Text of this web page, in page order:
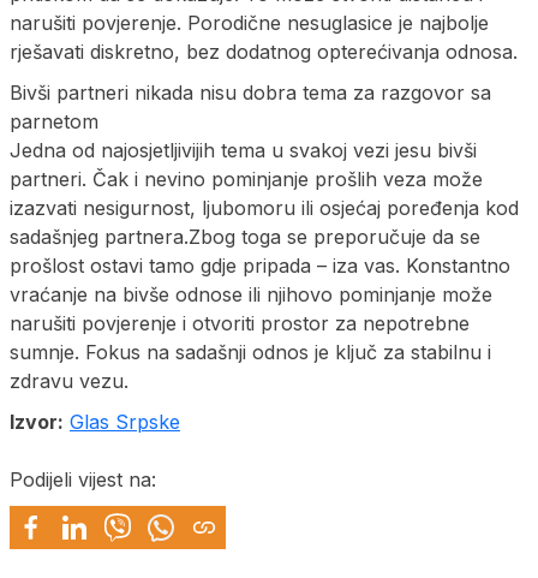
narušiti povjerenje. Porodične nesuglasice je najbolje
rješavati diskretno, bez dodatnog opterećivanja odnosa.
Bivši partneri nikada nisu dobra tema za razgovor sa
parnetom
Jedna od najosjetljivijih tema u svakoj vezi jesu bivši
partneri. Čak i nevino pominjanje prošlih veza može
izazvati nesigurnost, ljubomoru ili osjećaj poređenja kod
sadašnjeg partnera.Zbog toga se preporučuje da se
prošlost ostavi tamo gdje pripada – iza vas. Konstantno
vraćanje na bivše odnose ili njihovo pominjanje može
narušiti povjerenje i otvoriti prostor za nepotrebne
sumnje. Fokus na sadašnji odnos je ključ za stabilnu i
zdravu vezu.
Izvor: Glas Srpske
Podijeli vijest na: